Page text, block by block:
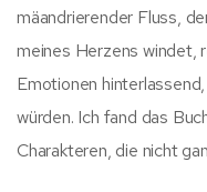
mäandrierender Fluss,
meines Herzens windet,
Emotionen
würden. Ich fand das
Charakteren, die nicht